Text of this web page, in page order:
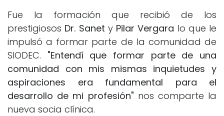
Fue la formación que recibió de los
prestigiosos Dr. Sanet y Pilar Vergara lo que le
impulsó a formar parte de la comunidad de
SIODEC. "Entendí que formar parte de una
comunidad con mis mismas inquietudes y
aspiraciones era fundamental para el
desarrollo de mi profesión" nos comparte la
nueva socia clínica.